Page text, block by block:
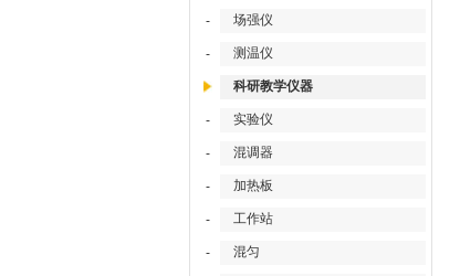
- 场强仪
- 测温仪
科研教学仪器
- 实验仪
- 混调器
- 加热板
- 工作站
- 混匀